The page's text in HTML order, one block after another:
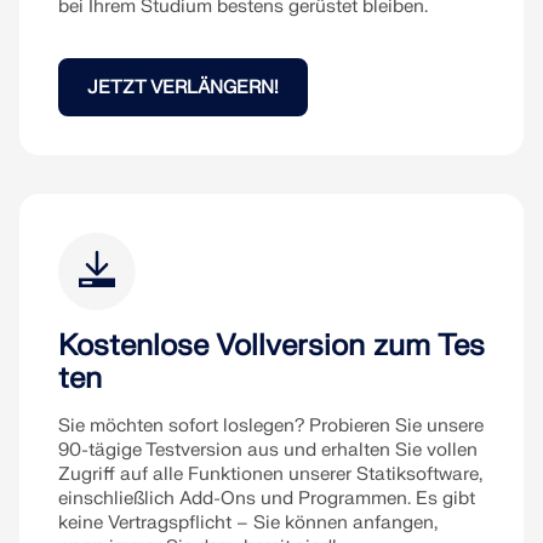
RWIND 3
Dlubal API
Automatisierung
API entdecken
KOSTENLOSE LIZENZ ERHALTEN
zur Seite.
MIT DEM SUPPORT IN VERBINDUNG TRETEN
OFFENE STELLEN ENTDECKEN
bei Ihrem Studium bestens gerüstet bleiben.
JETZT VERLÄNGERN!
Kostenlose Vollversion zum Tes
ten
Sie möchten sofort loslegen? Probieren Sie unsere
90-tägige Testversion aus und erhalten Sie vollen
Zugriff auf alle Funktionen unserer Statiksoftware,
einschließlich Add-Ons und Programmen. Es gibt
keine Vertragspflicht – Sie können anfangen,